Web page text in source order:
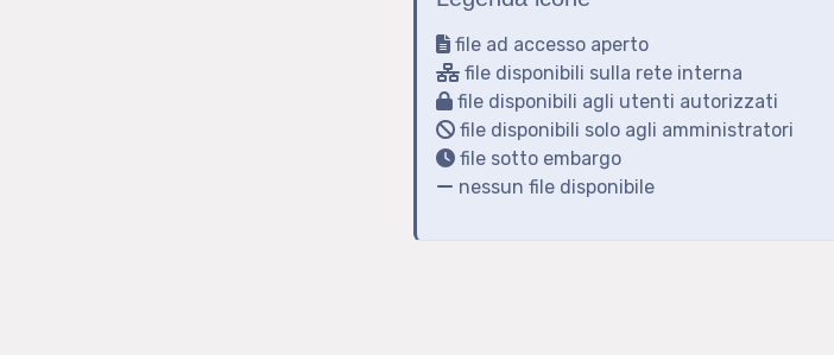
file ad accesso aperto
file disponibili sulla rete interna
file disponibili agli utenti autorizzati
file disponibili solo agli amministratori
file sotto embargo
nessun file disponibile